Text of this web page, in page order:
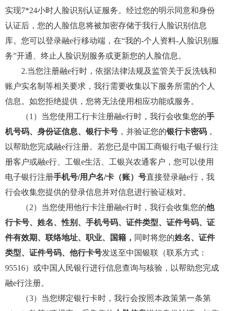
实现7*24小时人脸识别认证服务。经过您的明示同意和身份
认证后，您的人脸信息将被加密存储于我行人脸识别信息
库。您可以登录融e行移动端，在“我的-个人资料-人脸识别服
务”开通、终止人脸识别服务或更新您的人脸信息。
2.当您注册融e行时，依据法律法规及监管关于反洗钱和
账户实名制等相关要求，我行需要收集以下服务所需的个人
信息。如您拒绝提供，您将无法使用相应功能或服务。
（1）当您使用工行卡注册融e行时，我行会收集您的手
机号码、身份证信息、银行卡号 ，并验证您的银行卡密码 ，
以帮助您完成融e行注册。若您已是中国工商银行电子银行注
册客户或融e行、工银e生活、工银兴农通客户，您可以使用
电子银行注册手机号/用户名/卡（账）号直接登录融e行，我
行会收集您提供的登录信息并对信息进行验证核对。
（2）当您使用他行卡注册融e行时，我行会收集您的他
行卡号、姓名、性别、手机号码、证件类型、证件号码、证
件有效期、联络地址、职业、国籍， 同时将您的姓名、证件
类型、证件号码、他行卡号发送至中国银联（联系方式：
95516）或中国人民银行进行信息查询与核验，以帮助您完成
融e行注册。
（3）当您绑定银行卡时，我行会按照本政策第一条第